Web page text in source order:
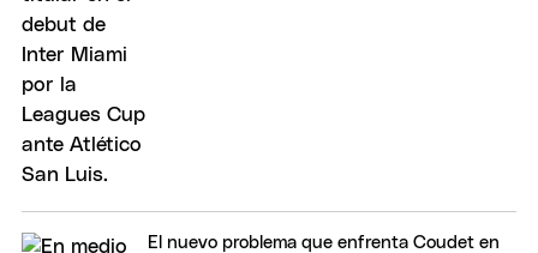
El nuevo problema que enfrenta Coudet en